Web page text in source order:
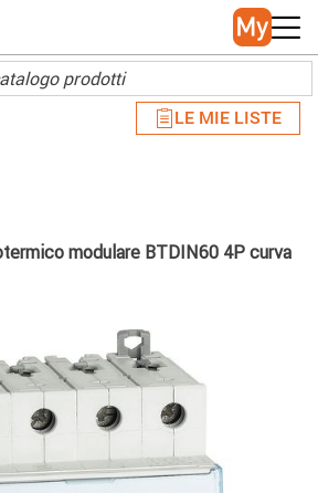
LE MIE LISTE
modulare BTDIN60 4P curva